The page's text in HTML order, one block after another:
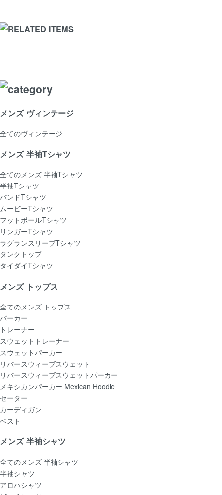
メンズ ヴィンテージ
全てのヴィンテージ
メンズ 半袖Tシャツ
全てのメンズ 半袖Tシャツ
半袖Tシャツ
バンドTシャツ
ムービーTシャツ
フットボールTシャツ
リンガーTシャツ
ラグランスリーブTシャツ
タンクトップ
タイダイTシャツ
メンズ トップス
全てのメンズ トップス
パーカー
トレーナー
スウェットトレーナー
スウェットパーカー
リバースウィーブスウェット
リバースウィーブスウェットパーカー
メキシカンパーカー Mexican Hoodie
セーター
カーディガン
ベスト
メンズ 半袖シャツ
全てのメンズ 半袖シャツ
半袖シャツ
アロハシャツ